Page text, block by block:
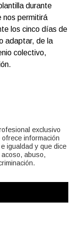
durante
nos permitirá
los cinco días de
adaptar, de la
colectivo,
exclusivo
información
igualdad y que dice
abuso,